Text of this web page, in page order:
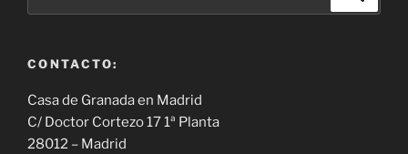
CONTACTO:
Casa de Granada en Madrid
C/ Doctor Cortezo 17 1ª Planta
28012 – Madrid